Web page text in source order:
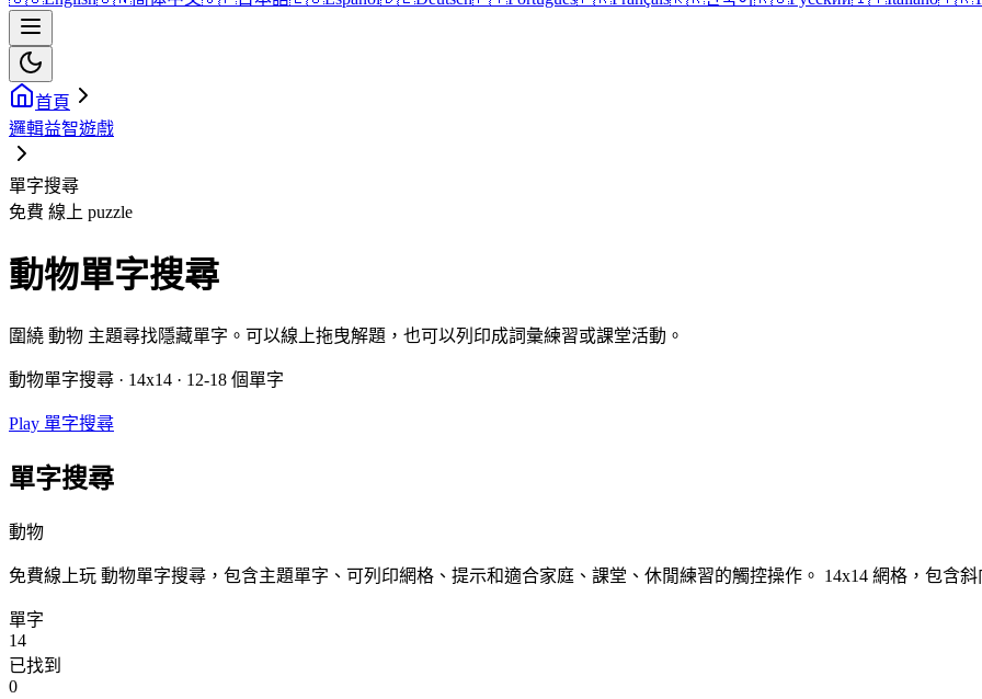
首頁
邏輯益智遊戲
單字搜尋
免費 線上 puzzle
動物單字搜尋
圍繞 動物 主題尋找隱藏單字。可以線上拖曳解題，也可以列印成詞彙練習或課堂活動。
動物單字搜尋 · 14x14 · 12-18 個單字
Play 單字搜尋
單字搜尋
動物
免費線上玩 動物單字搜尋，包含主題單字、可列印網格、提示和適合家庭、課堂、休閒練習的觸控操作。 14x14 網格，包含
單字
14
已找到
0